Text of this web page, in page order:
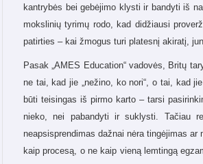
kantrybės bei gebėjimo klysti ir bandyti iš
mokslinių tyrimų rodo, kad didžiausi
patirties – kai žmogus turi platesnį akiratį,
Pasak „AMES Education“ vadovės, Britų
ne tai, kad jie „nežino, ko nori“, o tai, kad
būti teisingas iš pirmo karto – tarsi
nieko, nei pabandyti ir suklysti. Tačiau
neapsisprendimas dažnai nėra tingėjimas
kaip procesą, o ne kaip vieną lemtingą